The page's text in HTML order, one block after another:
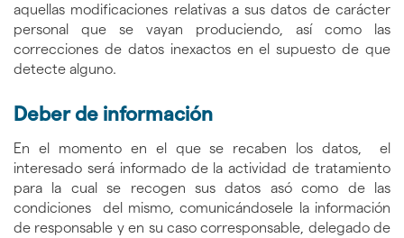
aquellas modificaciones relativas a sus datos de carácter
personal que se vayan produciendo, así como las
correcciones de datos inexactos en el supuesto de que
detecte alguno.
Deber de información
En el momento en el que se recaben los datos, el
interesado será informado de la actividad de tratamiento
para la cual se recogen sus datos asó como de las
condiciones del mismo, comunicándosele la información
de responsable y en su caso corresponsable, delegado de